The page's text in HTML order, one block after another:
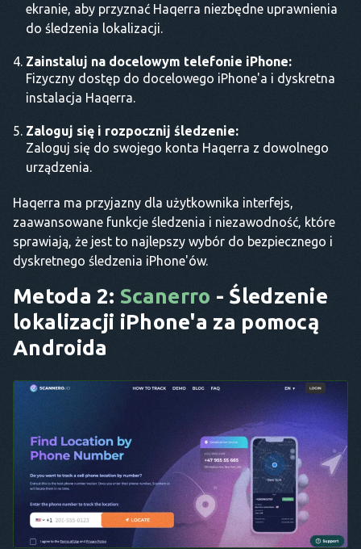
ekranie, aby przyznać Haqerra niezbędne uprawnienia
do śledzenia lokalizacji.
Zainstaluj na docelowym telefonie iPhone:
Fizyczny dostęp do docelowego iPhone'a i dyskretna
instalacja Haqerra.
Zaloguj się i rozpocznij śledzenie:
Zaloguj się do swojego konta Haqerra z dowolnego
urządzenia.
Haqerra ma przyjazny dla użytkownika interfejs,
zaawansowane funkcje śledzenia i niezawodność, które
sprawiają, że jest to najlepszy wybór do bezpiecznego i
dyskretnego śledzenia iPhone'ów.
Metoda 2:Scanerro - Śledzenie
lokalizacji iPhone'a za pomocą
Androida